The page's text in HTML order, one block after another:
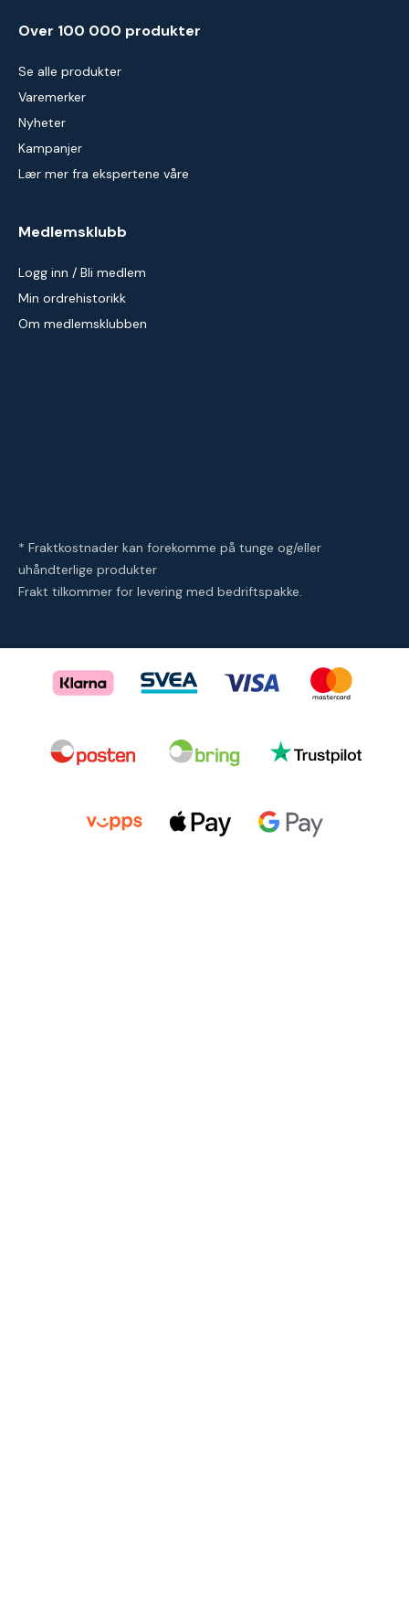
Over 100 000 produkter
Se alle produkter
Varemerker
Nyheter
Kampanjer
Lær mer fra ekspertene våre
Medlemsklubb
Logg inn / Bli medlem
Min ordrehistorikk
Om medlemsklubben
* Fraktkostnader kan forekomme på tunge og/eller
uhåndterlige produkter
Frakt tilkommer for levering med bedriftspakke.